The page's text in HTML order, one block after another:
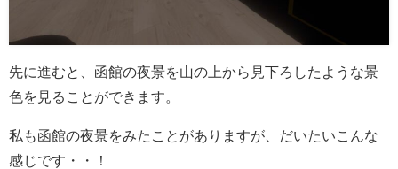
先に進むと、函館の夜景を山の上から見下ろしたような景
色を見ることができます。
私も函館の夜景をみたことがありますが、だいたいこんな
感じです・・！